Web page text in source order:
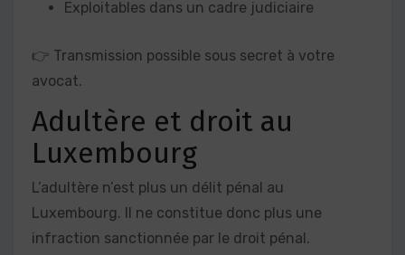
Exploitables dans un cadre judiciaire
👉 Transmission possible sous secret à votre
avocat.
Adultère et droit au
Luxembourg
L’adultère n’est plus un délit pénal au
Luxembourg. Il ne constitue donc plus une
infraction sanctionnée par le droit pénal.